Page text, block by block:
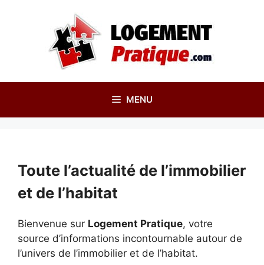
MENU
Toute l’actualité de l’immobilier
et de l’habitat
Bienvenue sur Logement Pratique, votre
source d’informations incontournable autour de
l’univers de l’immobilier et de l’habitat.